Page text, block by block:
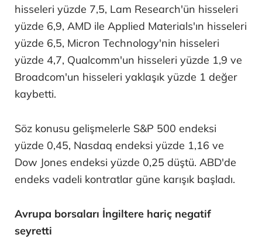
hisseleri yüzde 7,5, Lam Research'ün hisseleri
yüzde 6,9, AMD ile Applied Materials'ın hisseleri
yüzde 6,5, Micron Technology'nin hisseleri
yüzde 4,7, Qualcomm'un hisseleri yüzde 1,9 ve
Broadcom'un hisseleri yaklaşık yüzde 1 değer
kaybetti.
Söz konusu gelişmelerle S&P 500 endeksi
yüzde 0,45, Nasdaq endeksi yüzde 1,16 ve
Dow Jones endeksi yüzde 0,25 düştü. ABD'de
endeks vadeli kontratlar güne karışık başladı.
Avrupa borsaları İngiltere hariç negatif
seyretti